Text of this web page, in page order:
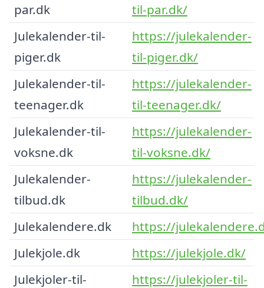
par.dk
til-par.dk/
Julekalender-til-
piger.dk
https://julekalender-
til-piger.dk/
Julekalender-til-
teenager.dk
https://julekalender-
til-teenager.dk/
Julekalender-til-
voksne.dk
https://julekalender-
til-voksne.dk/
Julekalender-
tilbud.dk
https://julekalender-
tilbud.dk/
Julekalendere.dk
https://
Julekjole.dk
https://julekjole.dk/
Julekjoler-til-
https://julekjoler-til-